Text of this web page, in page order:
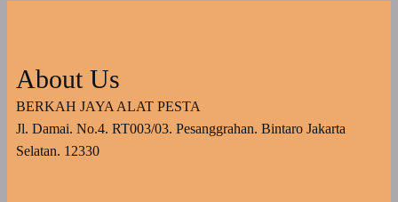
About Us
BERKAH JAYA ALAT PESTA
Jl. Damai. No.4. RT003/03. Pesanggrahan. Bintaro Jakarta
Selatan. 12330